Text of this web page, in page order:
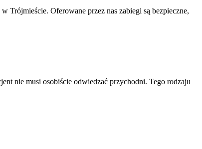
Trójmieście. Oferowane przez nas zabiegi są bezpieczne,
nie musi osobiście odwiedzać przychodni. Tego rodzaju